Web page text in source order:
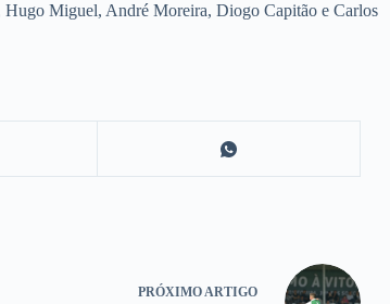
Miguel, André Moreira, Diogo Capitão e Carlos
PRÓXIMO ARTIGO